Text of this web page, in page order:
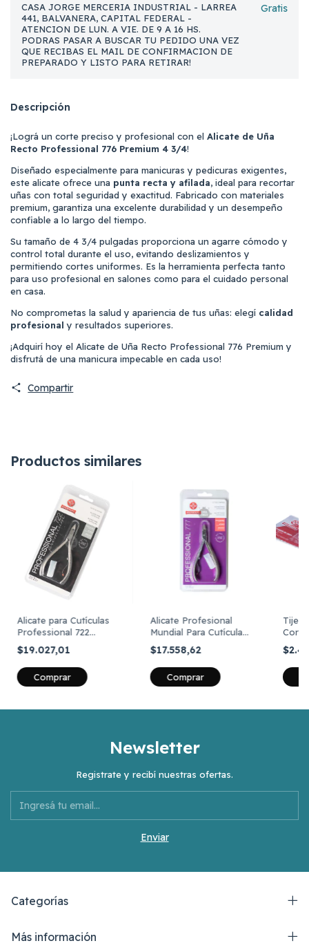
CASA JORGE MERCERIA INDUSTRIAL - LARREA
441, BALVANERA, CAPITAL FEDERAL -
ATENCION DE LUN. A VIE. DE 9 A 16 HS.
PODRAS PASAR A BUSCAR TU PEDIDO UNA VEZ
QUE RECIBAS EL MAIL DE CONFIRMACION DE
PREPARADO Y LISTO PARA RETIRAR!
Gratis
Descripción
¡Lográ un corte preciso y profesional con el Alicate de Uña
Recto Professional 776 Premium 4 3/4!
Diseñado especialmente para manicuras y pedicuras exigentes,
este alicate ofrece una punta recta y afilada, ideal para recortar
uñas con total seguridad y exactitud. Fabricado con materiales
premium, garantiza una excelente durabilidad y un desempeño
confiable a lo largo del tiempo.
Su tamaño de 4 3/4 pulgadas proporciona un agarre cómodo y
control total durante el uso, evitando deslizamientos y
permitiendo cortes uniformes. Es la herramienta perfecta tanto
para uso profesional en salones como para el cuidado personal
en casa.
No comprometas la salud y apariencia de tus uñas: elegí calidad
profesional y resultados superiores.
¡Adquirí hoy el Alicate de Uña Recto Professional 776 Premium y
disfrutá de una manicura impecable en cada uso!
Compartir
Productos similares
Alicate para Cutículas
Professional 722
Premium 4 1/8
$19.027,01
Alicate Profesional
Mundial Para Cutícula
Acero Inox Art 777
$17.558,62
120
Newsletter
Registrate y recibí nuestras ofertas.
Categorías
Más información